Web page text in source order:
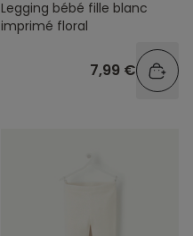
Legging bébé fille blanc
imprimé floral
7,99 €